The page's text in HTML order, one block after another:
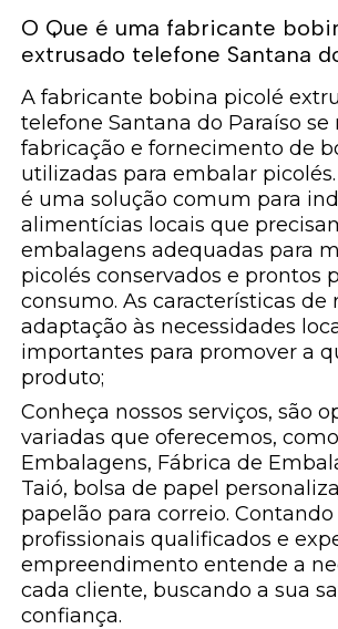
O Que é uma fabricante
extrusado telefone Santana
A fabricante bobina picolé
telefone Santana do Paraíso se
fabricação e fornecimento de
utilizadas para embalar
é uma solução comum para
alimentícias locais que
embalagens adequadas para
picolés conservados e prontos
consumo. As características de
adaptação às necessidades
importantes para promover a
produto;
Conheça nossos serviços, são
variadas que oferecemos,
Embalagens, Fábrica de
Taió, bolsa de papel
papelão para correio.
profissionais qualificados e
empreendimento entende a
cada cliente, buscando a sua
confiança.